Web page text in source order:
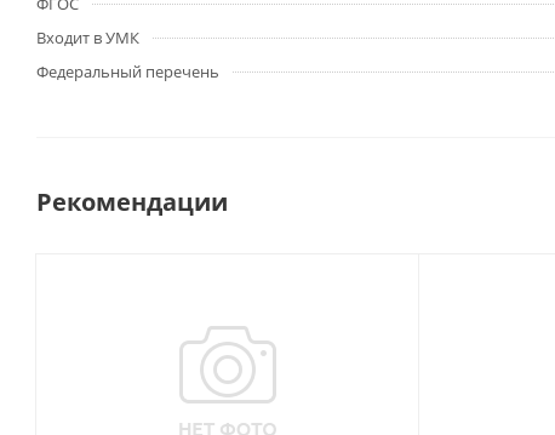
Входит в УМК
Федеральный перечень
Рекомендации